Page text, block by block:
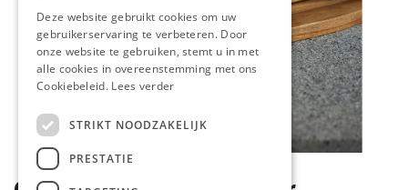
Deze website gebruikt cookies om uw
gebruikerservaring te verbeteren. Door
onze website te gebruiken, stemt u in met
alle cookies in overeenstemming met ons
Cookiebeleid. Lees verder
STRIKT NOODZAKELIJK
PRESTATIE